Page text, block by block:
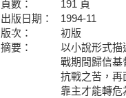
頁數：
191 頁
出版日期：
1994-11
版次：
初版
摘要：
以小說形式描
戰期間歸信基
抗戰之苦，再
靠主才能轉危